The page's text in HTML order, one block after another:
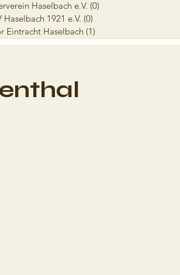
Haselbach e.V. (0)
Haselbach 1921 e.V. (0)
Eintracht Haselbach (1)